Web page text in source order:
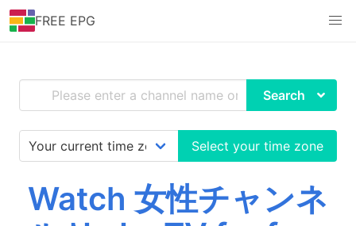
FREE EPG
Search
Select your time zone
Watch 女性チャンネ